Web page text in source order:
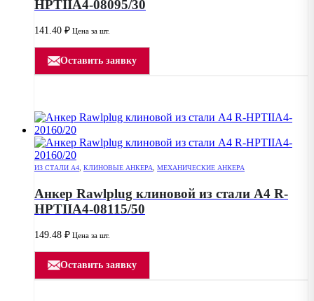
HPTIIA4-08095/30
141.40 ₽ Цена за шт.
Оставить заявку
ИЗ СТАЛИ А4 КЛИНОВЫЕ АНКЕРА МЕХАНИЧЕСКИЕ АНКЕРА
Анкер Rawlplug клиновой из стали А4 R-
HPTIIA4-08115/50
149.48 ₽ Цена за шт.
Оставить заявку